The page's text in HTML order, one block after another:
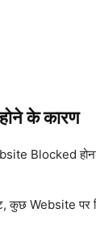
के कारण
Blocked
पर